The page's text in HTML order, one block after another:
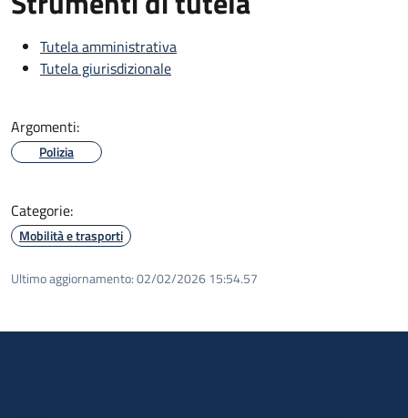
Tutela amministrativa
Tutela giurisdizionale
Argomenti:
Polizia
Categorie:
Mobilità e trasporti
Ultimo aggiornamento:02/02/2026 15:54.57